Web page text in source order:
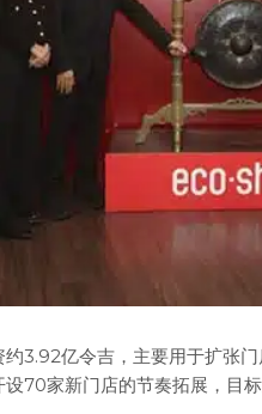
3.92亿令吉，主要用于扩张
70家新门店的节奏拓展，目